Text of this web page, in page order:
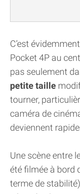
C’est
Pocket 4P au
pas seulement
petite taille
tourner,
caméra de
deviennent
Une scène entre
été filmée à bord
terme de